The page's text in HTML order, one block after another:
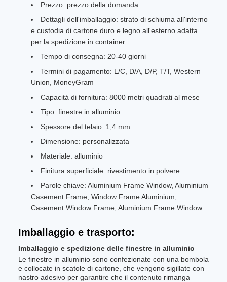
Prezzo: prezzo della domanda
Dettagli dell'imballaggio: strato di schiuma all'interno
e custodia di cartone duro e legno all'esterno adatta
per la spedizione in container.
Tempo di consegna: 20-40 giorni
Termini di pagamento: L/C, D/A, D/P, T/T, Western
Union, MoneyGram
Capacità di fornitura: 8000 metri quadrati al mese
Tipo: finestre in alluminio
Spessore del telaio: 1,4 mm
Dimensione: personalizzata
Materiale: alluminio
Finitura superficiale: rivestimento in polvere
Parole chiave: Aluminium Frame Window, Aluminium
Casement Frame, Window Frame Aluminium,
Casement Window Frame, Aluminium Frame Window
Imballaggio e trasporto:
Imballaggio e spedizione delle finestre in alluminio
Le finestre in alluminio sono confezionate con una bombola
e collocate in scatole di cartone, che vengono sigillate con
nastro adesivo per garantire che il contenuto rimanga